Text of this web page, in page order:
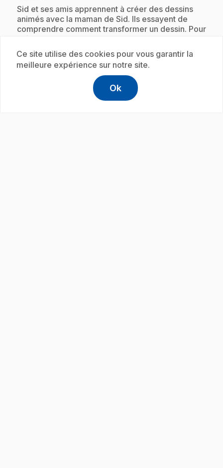
.Sid et ses amis apprennent à créer des dessins
animés avec la maman de Sid. Ils essayent de
comprendre comment transformer un dessin. Pour
créer un mouvement, il faut d'abord le
décomposer.
Ce site utilise des cookies pour vous garantir la
meilleure expérience sur notre site.
Ok